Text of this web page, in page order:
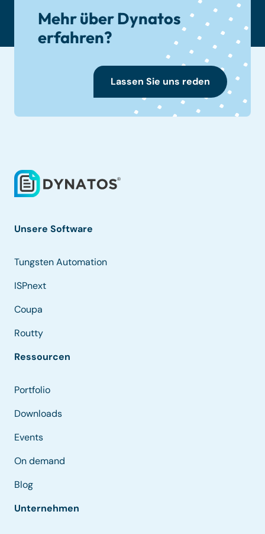
Mehr über Dynatos
erfahren?
Lassen Sie uns reden
Unsere Software
Tungsten Automation
ISPnext
Coupa
Routty
Ressourcen
Portfolio
Downloads
Events
On demand
Blog
Unternehmen